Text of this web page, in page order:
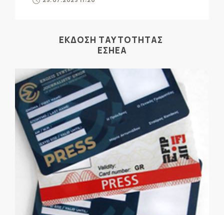
ΕΚΔΟΣΗ ΤΑΥΤΟΤΗΤΑΣ
ΕΣΗΕΑ